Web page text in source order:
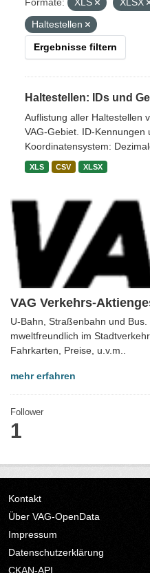
VAG Verkehrs-
U-Bahn, Straßenbahn und
mweltfreundlich im
Fahrkarten, Preise, u.v.m..
mehr erfahren
Follower
1
Haltestellen
Ergebnisse filtern
Haltestellen: IDs und
Auflistung aller Haltestellen
VAG-Gebiet. ID-Kennungen
Koordinatensystem:
XLS CSV XLSX
Kontakt
Über VAG-OpenData
Impressum
Datenschutzerklärung
CKAN-API